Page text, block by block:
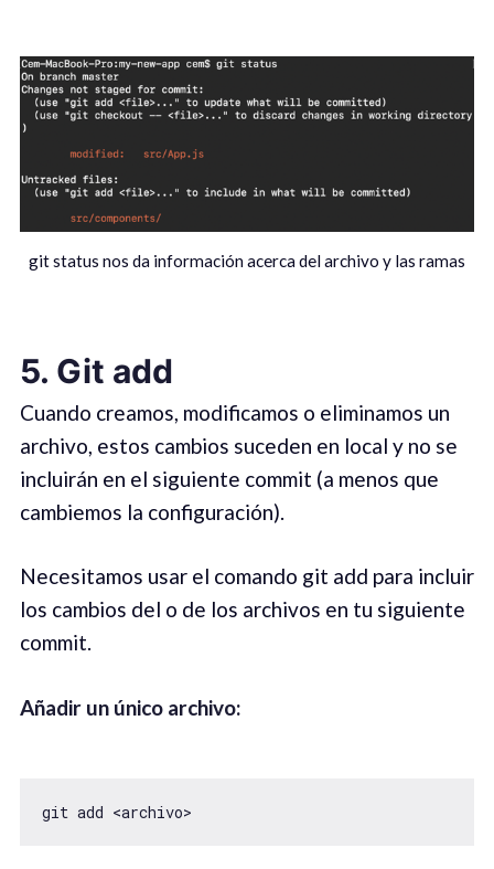
git status nos da información acerca del archivo y las ramas
5. Git add
Cuando creamos, modificamos o eliminamos un
archivo, estos cambios suceden en local y no se
incluirán en el siguiente commit (a menos que
cambiemos la configuración).
Necesitamos usar el comando git add para incluir
los cambios del o de los archivos en tu siguiente
commit.
Añadir un único archivo:
git add <archivo>